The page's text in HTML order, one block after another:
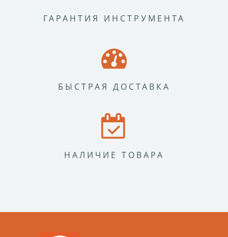
ГАРАНТИЯ ИНСТРУМЕНТА
БЫСТРАЯ ДОСТАВКА
НАЛИЧИЕ ТОВАРА